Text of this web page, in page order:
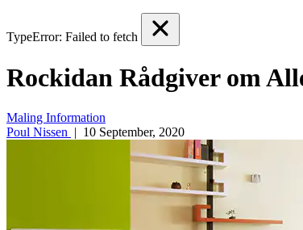
TypeError: Failed to fetch
Rockidan Rådgiver om
Maling Information
Poul Nissen | 10 September, 2020